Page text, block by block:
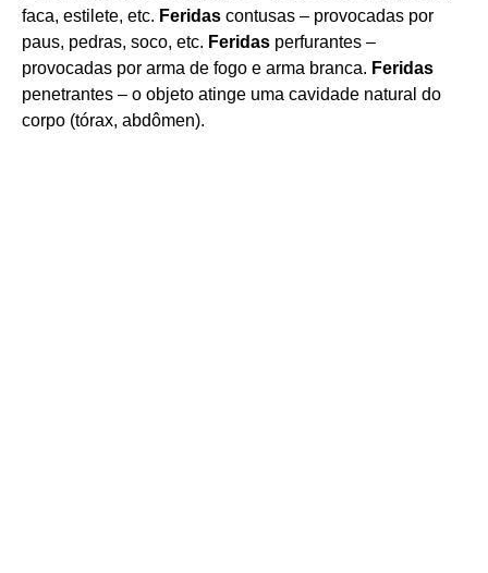
faca, estilete, etc. Feridas contusas – provocadas por
paus, pedras, soco, etc. Feridas perfurantes –
provocadas por arma de fogo e arma branca. Feridas
penetrantes – o objeto atinge uma cavidade natural do
corpo (tórax, abdômen).